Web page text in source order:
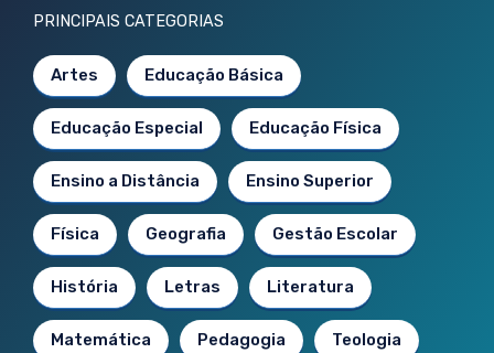
PRINCIPAIS CATEGORIAS
Artes Educação Básica
Educação Especial Educação Física
Ensino a Distância Ensino Superior
Física Geografia Gestão Escolar
História Letras Literatura
Matemática Pedagogia Teologia